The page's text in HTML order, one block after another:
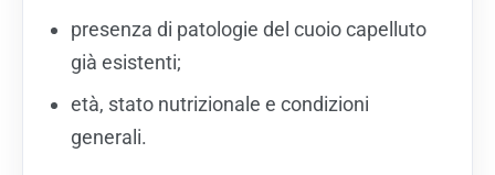
presenza di patologie del cuoio capelluto
già esistenti;
età, stato nutrizionale e condizioni
generali.